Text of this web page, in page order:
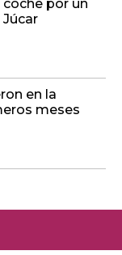
coche por un
en la
meses